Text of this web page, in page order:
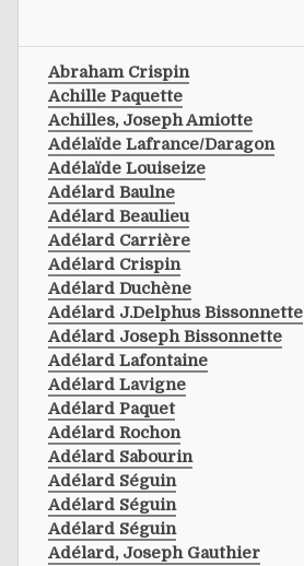
Abraham Crispin
Achille Paquette
Achilles, Joseph Amiotte
Adélaïde Lafrance/daragon
Adélaïde Louiseize
Adélard Baulne
Adélard Beaulieu
Adélard Carrière
Adélard Crispin
Adélard Duchène
Adélard J.delphus Bissonnette
Adélard Joseph Bissonnette
Adélard Lafontaine
Adélard Lavigne
Adélard Paquet
Adélard Rochon
Adélard Sabourin
Adélard Séguin
Adélard Séguin
Adélard Séguin
Adélard, Joseph Gauthier